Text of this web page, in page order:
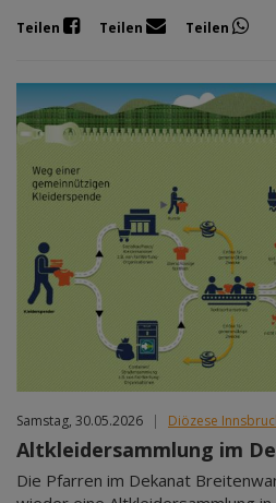
Teilen Teilen Teilen
Samstag, 30.05.2026 | Diözese
Altkleidersammlung im
Die Pfarren im Dekanat